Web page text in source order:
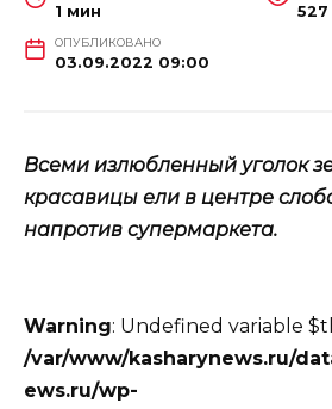
1 мин 527
ОПУБЛИКОВАНО
03.09.2022 09:00
Всеми излюбленный уголок
красавицы ели в центре
напротив супермаркета.
Warning: Undefined variable
/var/www/kasharynews.ru/
ews.ru/wp-